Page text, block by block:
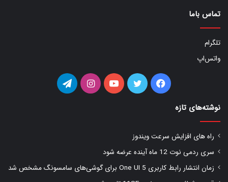
تماس باما
تلگرام
واتس‌اپ
فیس توییتر یوتیوب اینستاگرامتلگرام
نوشته‌های تازه
راه های افزایش سرعت ویندوز
سری ردمی نوت 12 ماه آینده عرضه شود
زمان انتشار رابط کاربری One UI 5 برای گوشی‌های سامسونگ مشخص شد